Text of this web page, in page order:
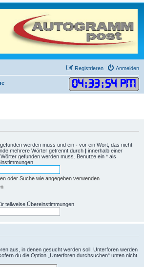
Anmelden
Registrieren
04:33:54 PM
werden muss und ein - vor ein Wort, das nicht
mehrere Wörter getrennt durch | innerhalb einer
gefunden werden muss. Benutze ein * als
oder Suche wie angegeben verwenden
teilweise Übereinstimmungen.
aus, in denen gesucht werden soll. Unterforen werden
du die Option „Unterforen durchsuchen“ unten nicht